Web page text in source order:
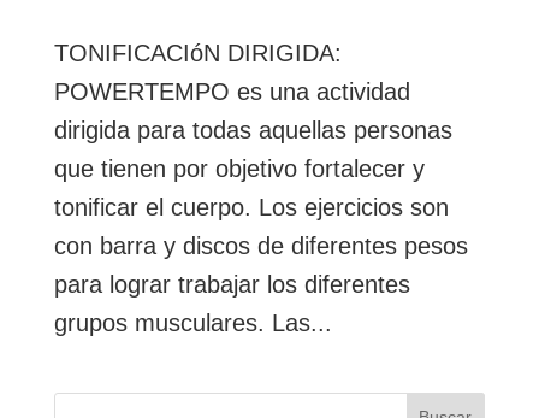
TONIFICACIóN DIRIGIDA:
POWERTEMPO es una actividad
dirigida para todas aquellas personas
que tienen por objetivo fortalecer y
tonificar el cuerpo. Los ejercicios son
con barra y discos de diferentes pesos
para lograr trabajar los diferentes
grupos musculares. Las...